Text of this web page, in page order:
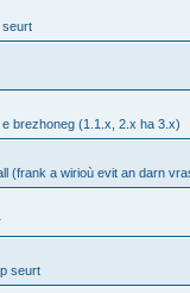
seurt
brezhoneg (1.1.x, 2.x ha 3.x)
(frank a wirioù evit an darn
seurt